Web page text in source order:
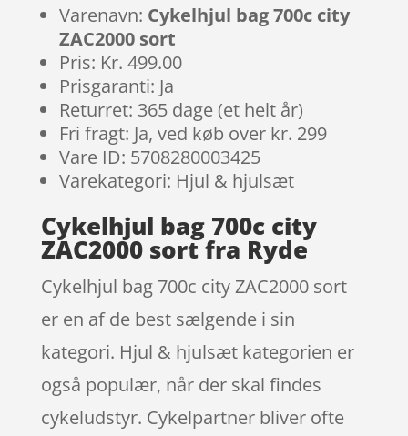
Varenavn: Cykelhjul bag 700c city
ZAC2000 sort
Pris: Kr. 499.00
Prisgaranti: Ja
Returret: 365 dage (et helt år)
Fri fragt: Ja, ved køb over kr. 299
Vare ID: 5708280003425
Varekategori: Hjul & hjulsæt
Cykelhjul bag 700c city
ZAC2000 sort fra Ryde
Cykelhjul bag 700c city ZAC2000 sort
er en af de best sælgende i sin
kategori. Hjul & hjulsæt kategorien er
også populær, når der skal findes
cykeludstyr. Cykelpartner bliver ofte